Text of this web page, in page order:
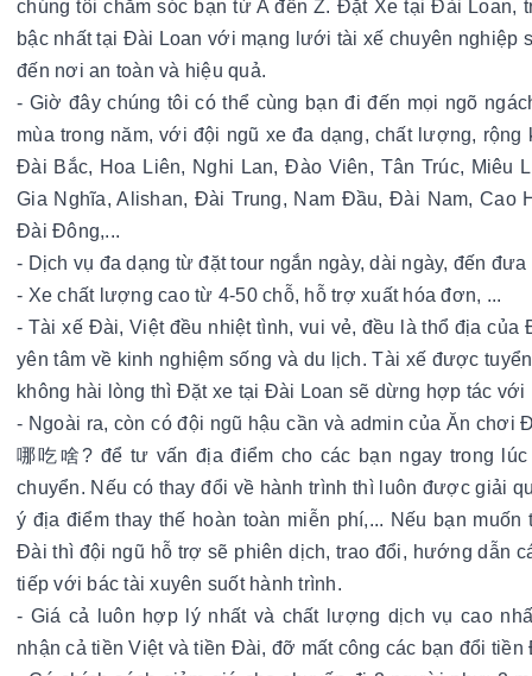
chúng tôi chăm sóc bạn từ A đến Z. Đặt Xe tại Đài Loan,
bậc nhất tại Đài Loan với mạng lưới tài xế chuyên nghiệp
đến nơi an toàn và hiệu quả.
- Giờ đây chúng tôi có thể cùng bạn đi đến mọi ngõ
mùa trong năm, với đội ngũ xe đa dạng, chất lượng,
Đài Bắc, Hoa Liên, Nghi Lan, Đào Viên, Tân Trúc, Miêu
Gia Nghĩa, Alishan, Đài Trung, Nam Đầu, Đài Nam, Cao
Đài Đông,...
- Dịch vụ đa dạng từ đặt tour ngắn ngày, dài ngày, đến đưa
- Xe chất lượng cao từ 4-50 chỗ, hỗ trợ xuất hóa đơn, ...
- Tài xế Đài, Việt đều nhiệt tình, vui vẻ, đều là thổ địa của
yên tâm về kinh nghiệm sống và du lịch. Tài xế được
không hài lòng thì Đặt xe tại Đài Loan sẽ dừng hợp tác với
- Ngoài ra, còn có đội ngũ hậu cần và admin của Ăn chơi
哪吃啥? để tư vấn địa điểm cho các bạn ngay trong
chuyển. Nếu có thay đổi về hành trình thì luôn được giải
ý địa điểm thay thế hoàn toàn miễn phí,... Nếu bạn muốn
Đài thì đội ngũ hỗ trợ sẽ phiên dịch, trao đổi, hướng dẫn
tiếp với bác tài xuyên suốt hành trình.
- Giá cả luôn hợp lý nhất và chất lượng dịch vụ cao
nhận cả tiền Việt và tiền Đài, đỡ mất công các bạn đổi tiền